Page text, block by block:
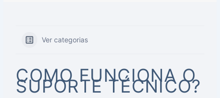
Ver categorias
COMO FUNCIONA O
SUPORTE TÉCNICO?